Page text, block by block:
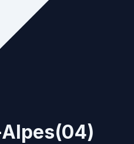
(04)